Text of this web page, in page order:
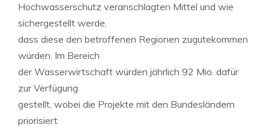
Hochwasserschutz veranschlagten Mittel und wie
sichergestellt werde,
dass diese den betroffenen Regionen zugutekommen
würden. Im Bereich
der Wasserwirtschaft würden jährlich 92 Mio. dafür
zur Verfügung
gestellt, wobei die Projekte mit den Bundesländern
priorisiert